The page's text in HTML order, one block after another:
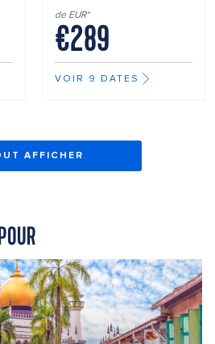
de EUR*
€289
VOIR 9 DATES
AFFICHER